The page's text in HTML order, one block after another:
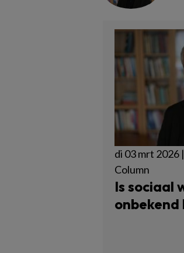
di 03 mrt 2026
Column
Is sociaal
onbekend